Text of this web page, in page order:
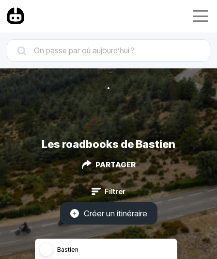
Les roadbooks de Bastien
PARTAGER
Filtrer
Créer un itinéraire
Bastien